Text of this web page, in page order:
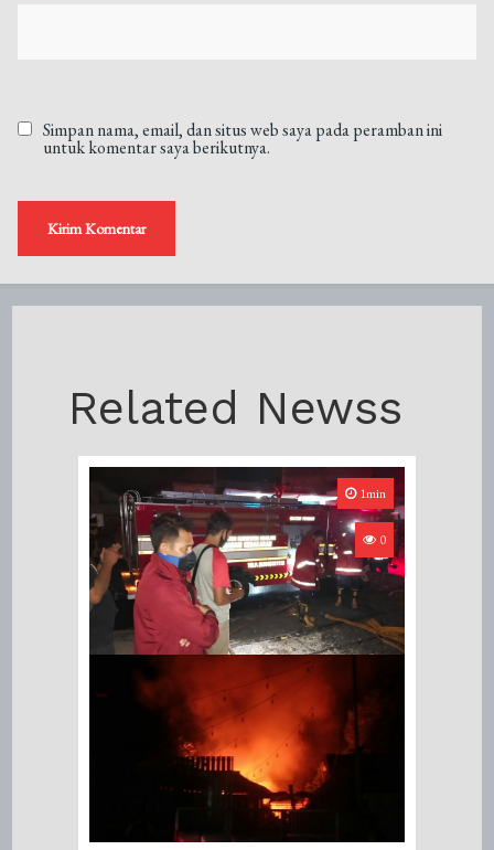
Simpan nama, email, dan situs web saya pada peramban ini
untuk komentar saya berikutnya.
Related Newss
1min
0